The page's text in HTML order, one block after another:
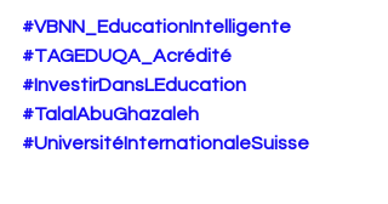
#VBNN_EducationIntelligente
#TAGEDUQA_Acrédité
#InvestirDansLEducation
#TalalAbuGhazaleh
#UniversitéInternationaleSuisse